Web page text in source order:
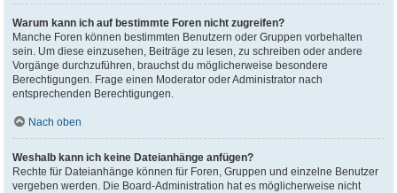
Warum kann ich auf bestimmte Foren nicht zugreifen?
Manche Foren können bestimmten Benutzern oder Gruppen vorbehalten
sein. Um diese einzusehen, Beiträge zu lesen, zu schreiben oder andere
Vorgänge durchzuführen, brauchst du möglicherweise besondere
Berechtigungen. Frage einen Moderator oder Administrator nach
entsprechenden Berechtigungen.
Nach oben
Weshalb kann ich keine Dateianhänge anfügen?
Rechte für Dateianhänge können für Foren, Gruppen und einzelne Benutzer
vergeben werden. Die Board-Administration hat es möglicherweise nicht